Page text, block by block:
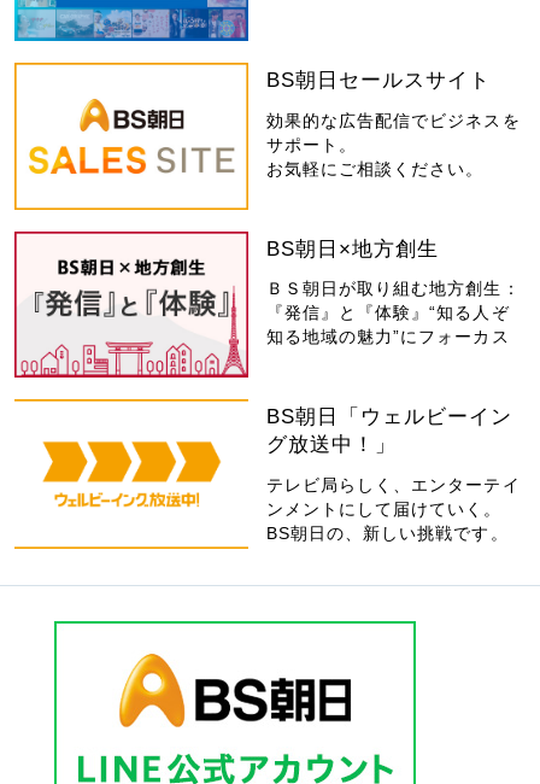
BS朝日セールスサイト
効果的な広告配信でビジネスを
サポート。
お気軽にご相談ください。
BS朝日×地方創生
ＢＳ朝日が取り組む地方創生：
『発信』と『体験』“知る人ぞ
知る地域の魅力”にフォーカス
BS朝日「ウェルビーイン
グ放送中！」
テレビ局らしく、エンターテイ
ンメントにして届けていく。
BS朝日の、新しい挑戦です。